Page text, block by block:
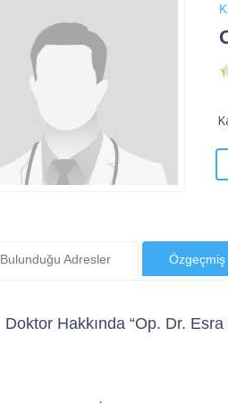
Bulunduğu Adresler Özgeçmiş
Doktor Hakkında “Op. Dr. Esra